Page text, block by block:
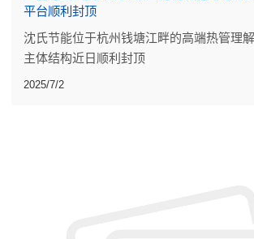
平台顺利封顶
沈氏节能位于杭州钱塘江畔的高端热管理
主体结构近日顺利封顶
2025/7/2